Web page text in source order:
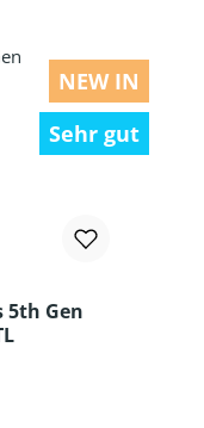
NEW IN
Sehr gut
5th Gen